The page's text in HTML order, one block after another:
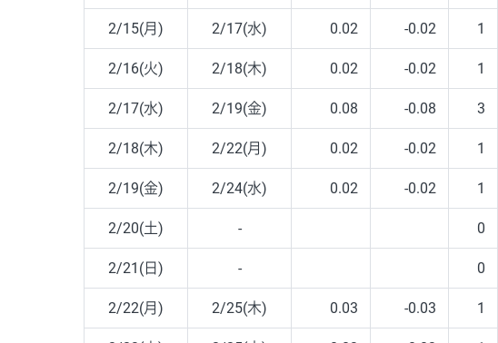
2/15(月) 2/17(水) 0.02 -0.02 1
2/16(火) 2/18(木) 0.02 -0.02 1
2/17(水) 2/19(金) 0.08 -0.08 3
2/18(木) 2/22(月) 0.02 -0.02 1
2/19(金) 2/24(水) 0.02 -0.02 1
2/20(土) - 0
2/21(日) - 0
2/22(月) 2/25(木) 0.03 -0.03 1